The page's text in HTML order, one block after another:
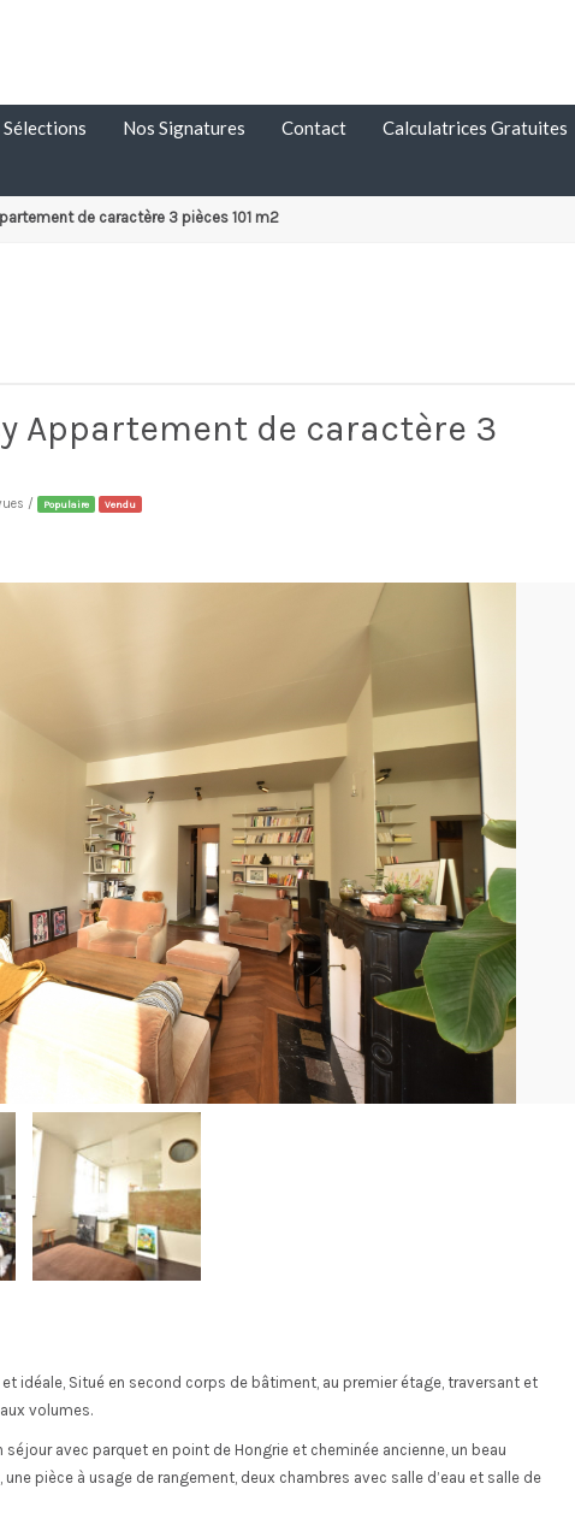
Sélections Nos Signatures Contact Calculatrices Gratuites
de caractère 3 pièces 101 m2
Appartement de caractère 3
/ Populaire Vendu
idéale, Situé en second corps de bâtiment, au premier étage, traversant et
volumes.
avec parquet en point de Hongrie et cheminée ancienne, un beau
pièce à usage de rangement, deux chambres avec salle d’eau et salle de